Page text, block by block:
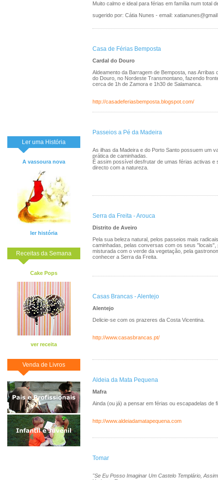
Ler uma História
A vassoura nova
ler história
Receitas da Semana
Cake Pops
ver receita
Venda de Livros
Muito calmo e ideal para férias em família num total
sugerido por: Cátia Nunes - email:
Casa de Férias Bemposta
Cardal do Douro
Aldeamento da Barragem de Bemposta, nas Arribas
do Douro, no Nordeste Transmontano, fazendo
cerca de 1h de Zamora e 1h30 de Salamanca.
http://casadeferiasbemposta.blogspot.com/
Passeios a Pé da Madeira
As ilhas da Madeira e do Porto Santo possuem um
prática de caminhadas.
É assim possível desfrutar de umas férias activas e
directo com a natureza.
Serra da Freita - Arouca
Distrito de Aveiro
Pela sua beleza natural, pelos passeios mais
caminhadas, pelas conversas com os seus "locais",
misturada com o verde da vegetação, pela
conhecer a Serra da Freita.
Casas Brancas - Alentejo
Alentejo
Delicie-se com os prazeres da Costa Vicentina.
http://www.casasbrancas.pt/
Aldeia da Mata Pequena
Mafra
Ainda (ou já) a pensar em férias ou escapadelas de
http://www.aldeiadamatapequena.com
Tomar
"Se Eu Posso Imaginar Um Castelo Templário,